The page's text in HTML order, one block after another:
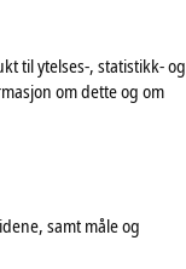
til ytelses-, statistikk- og
om dette og om
samt måle og